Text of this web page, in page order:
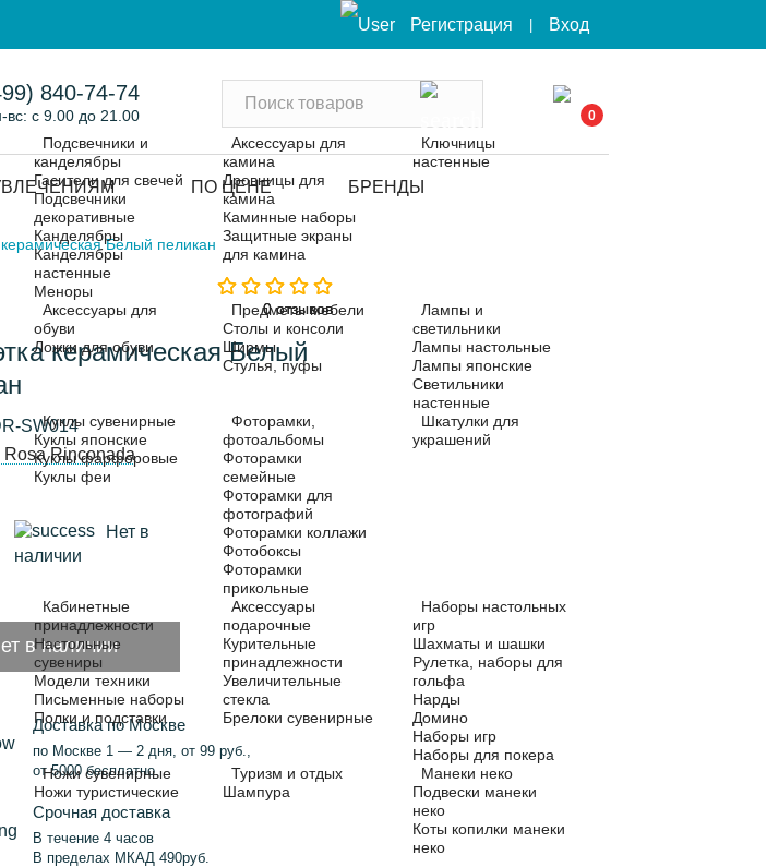
Регистрация Вход
ПО ЦЕНЕ БРЕНДЫ
Подсвечники и
канделябры
Гасители для свечей
Подсвечники
декоративные
Канделябры
Канделябры
настенные
Меноры
Аксессуары для
камина
Дровницы для
камина
Каминные наборы
Защитные экраны
для камина
Ключницы
настенные
Аксессуары для
обуви
Ложки для обуви
Предметы мебели
Столы и консоли
Ширмы
Стулья, пуфы
Лампы и
светильники
Лампы настольные
Лампы японские
Светильники
настенные
Куклы сувенирные
Куклы японские
Куклы фарфоровые
Куклы феи
Фоторамки,
фотоальбомы
Фоторамки
семейные
Фоторамки для
фотографий
Фоторамки коллажи
Фотобоксы
Фоторамки
прикольные
Шкатулки для
украшений
Кабинетные
принадлежности
Настольные
сувениры
Модели техники
Письменные наборы
Полки и подставки
Аксессуары
подарочные
Курительные
принадлежности
Увеличительные
стекла
Брелоки сувенирные
Наборы настольных
игр
Шахматы и шашки
Рулетка, наборы для
гольфа
Нарды
Домино
Наборы игр
Наборы для покера
Ножи сувенирные
Ножи туристические
Туризм и отдых
Шампура
Манеки неко
Подвески манеки
неко
Коты копилки манеки
неко
840-74-74
вс: с 9.00 до 21.00 0
керамическая Белый пеликан
0 отзывов
керамическая Белый
SW014
Rosa Rinconada
0 отзывов
Нет в
наличии
в наличии
Доставка по Москве
по Москве 1 — 2 дня, от 99 руб.,
от 5000 бесплатно.
Срочная доставка
В течение 4 часов
В пределах МКАД 490руб.